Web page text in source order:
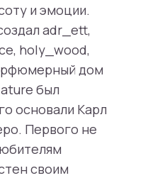
и эмоции.
adr_ett,
holy_wood,
дом
был
основали Карл
Первого не
своим